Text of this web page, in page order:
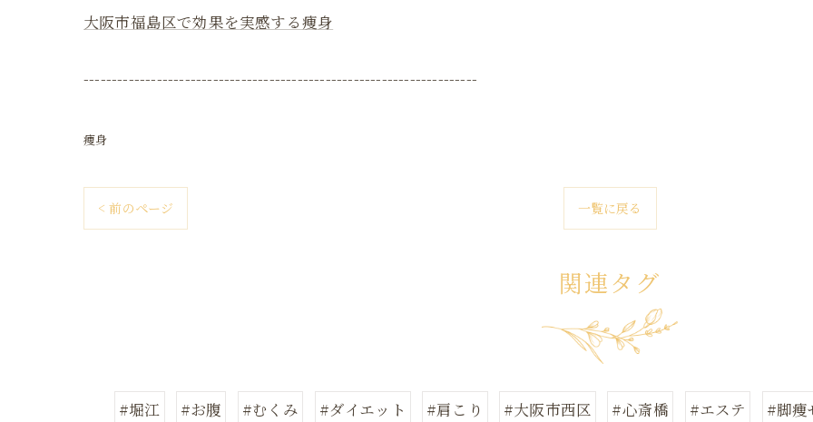
大阪市福島区で効果を実感する痩身
----------------------------------------------------------------------
痩身
< 前のページ 一覧に戻る
関連タグ
#堀江 #お腹 #むくみ #ダイエット #肩こり #大阪市西区 #心斎橋 #エステ #脚痩